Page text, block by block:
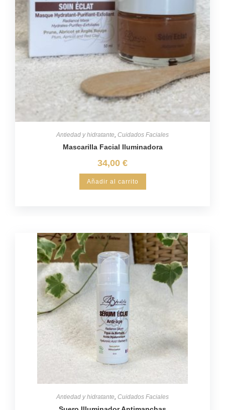
Antiedad y hidratante, Cuidados Faciales
Mascarilla Facial Iluminadora
34,00 €
Añadir al carrito
Antiedad y hidratante Cuidados Faciales